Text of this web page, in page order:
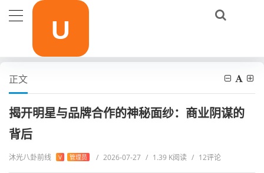
当前位置： 明星访谈
正文
揭开明星与品牌合作的神秘面纱：商业阴谋的
背后
沐光八卦前线 V 管理员 / 2026-07-27 / 1.39 K阅读 / 12评论